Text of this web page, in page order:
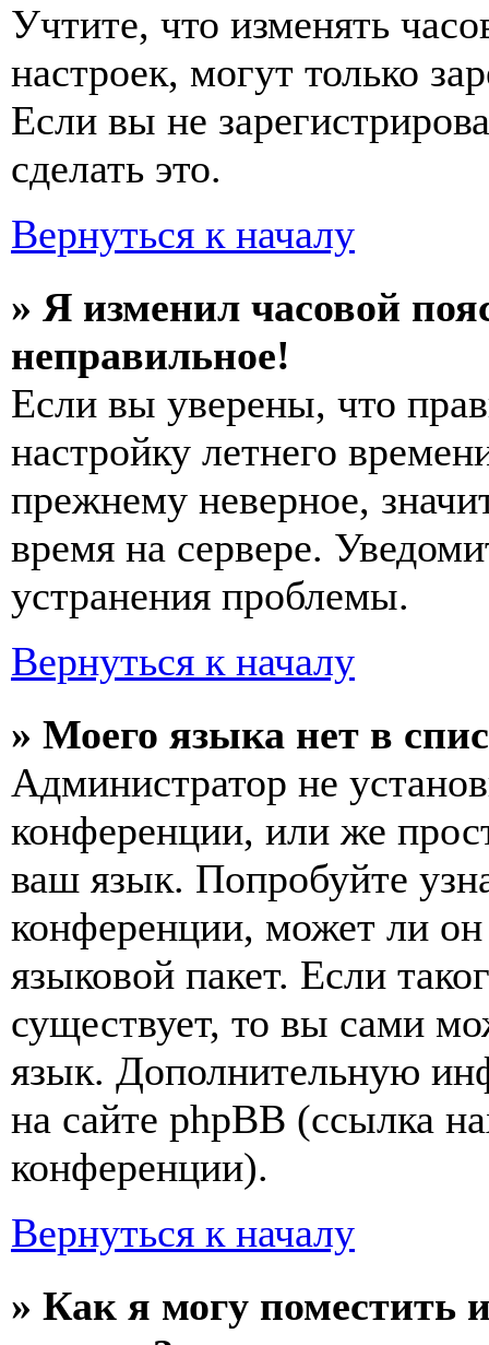
Учтите, что изменять
настроек, могут только
Если вы не
сделать это.
Вернуться к началу
» Я изменил часовой
неправильное!
Если вы уверены, что
настройку летнего
прежнему неверное,
время на сервере.
устранения проблемы.
Вернуться к началу
» Моего языка нет в
Администратор не
конференции, или же
ваш язык. Попробуйте
конференции, может ли
языковой пакет. Если
существует, то вы сами
язык. Дополнительную
на сайте phpBB (ссылка
конференции).
Вернуться к началу
» Как я могу поместить